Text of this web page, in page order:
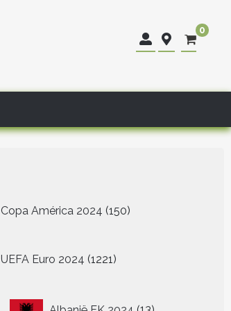
0
Copa América 2024 150
producten
UEFA Euro 2024 1221
producten
13